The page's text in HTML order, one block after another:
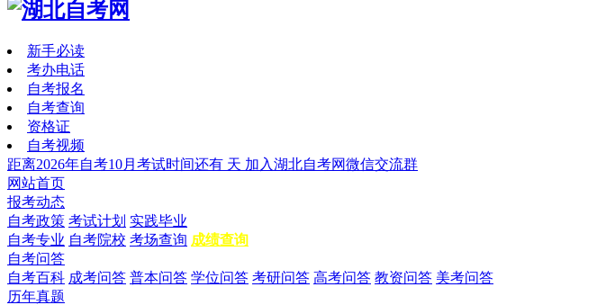
新手必读
考办电话
自考报名
自考查询
资格证
自考视频
距离2026年自考10月考试时间还有 天 加入湖北自考网微信交流群
网站首页
报考动态
自考政策 考试计划 实践毕业
自考专业 自考院校 考场查询 成绩查询
自考问答
自考百科 成考问答 普本问答 学位问答 考研问答 高考问答 教资问答 美考问答
历年真题